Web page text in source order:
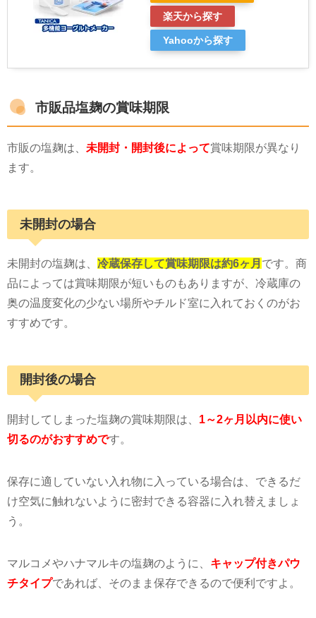
楽天から探す
Yahooから探す
市販品塩麹の賞味期限
市販の塩麹は、 未開封・開封後によって賞味期限が異なり
ます。
未開封の場合
未開封の塩麹は、 冷蔵保存して賞味期限は約6ヶ月 です。商
品によっては賞味期限が短いものもありますが、冷蔵庫の
奥の温度変化の少ない場所やチルド室に入れておくのがお
すすめです。
開封後の場合
開封してしまった塩麹の賞味期限は、 1～2ヶ月以内に使い
切るのがおすすめです。
保存に適していない入れ物に入っている場合は、できるだ
け空気に触れないように密封できる容器に入れ替えましょ
う。
マルコメやハナマルキの塩麹のように、 キャップ付きパウ
チタイプであれば、そのまま保存できるので便利ですよ。